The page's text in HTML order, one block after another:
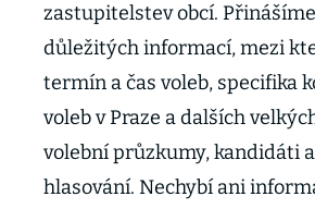
zastupitelstev obcí.
důležitých informací, mezi
termín a čas voleb, specifika
voleb v Praze a dalších
volební průzkumy, kandidáti
hlasování. Nechybí ani